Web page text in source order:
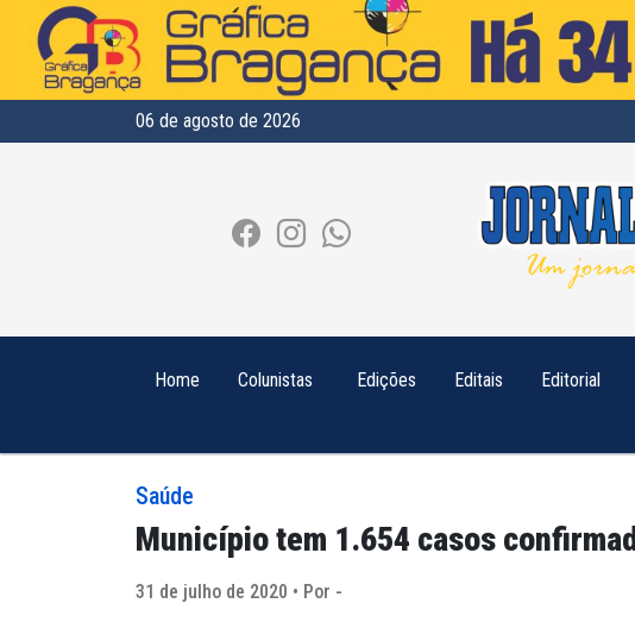
06 de agosto de 2026
Home Colunistas Edições Editais Editorial
Saúde
Município tem 1.654 casos
31 de julho de 2020 • Por -